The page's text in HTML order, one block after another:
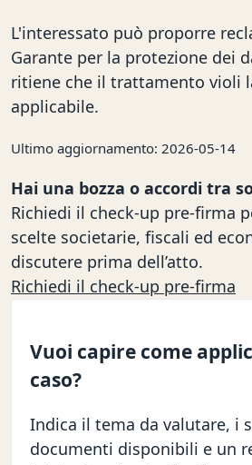
L'interessato può proporre
Garante per la protezione dei
ritiene che il trattamento violi
applicabile.
Ultimo aggiornamento: 2026-05-14
Hai una bozza o accordi tra
Richiedi il check-up pre-firma
scelte societarie, fiscali ed
discutere prima dell’atto.
Richiedi il check-up pre-firma
Vuoi capire come
caso?
Indica il tema da valutare, i
documenti disponibili e un